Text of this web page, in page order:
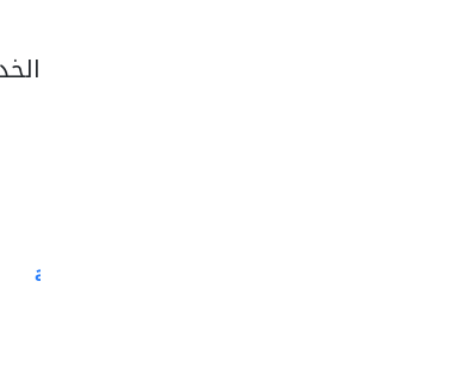
accurate bldh cont..